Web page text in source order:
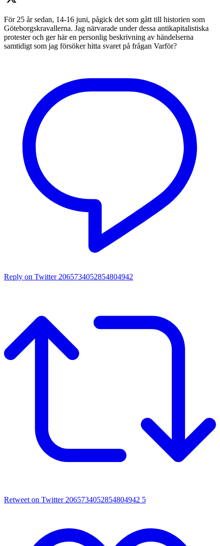
För 25 år sedan, 14-16 juni, pågick det som gått till historien som
Göteborgskravallerna. Jag närvarade under dessa antikapitalistiska
protester och ger här en personlig beskrivning av händelserna
samtidigt som jag försöker hitta svaret på frågan Varför?
Reply on Twitter 2065734052854804942
Retweet on Twitter 2065734052854804942 5